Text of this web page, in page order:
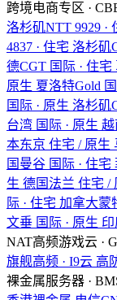
跨境电商专区 ·
洛杉矶NTT 9929 ·
4837 · 住宅 洛杉矶
德CGT 国际 · 住宅
原生 夏洛特Gold
国际 · 原生 洛杉矶
台湾 国际 · 原生 越
本东京 住宅 / 原生
国曼谷 国际 · 住宅
生 德国法兰 住宅 /
际 · 住宅 加拿大蒙
文垂 国际 · 原生
NAT高频游戏云 ·
旗舰高频 · I9云 高
裸金属服务器 ·